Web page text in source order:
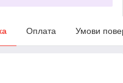
Оплата Умови